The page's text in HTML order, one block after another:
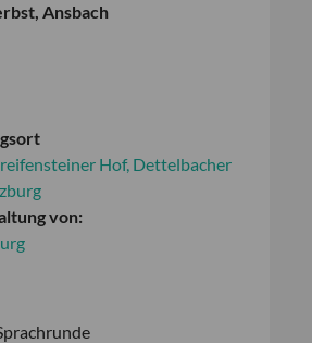
Ansbach
Hof, Dettelbacher
von: